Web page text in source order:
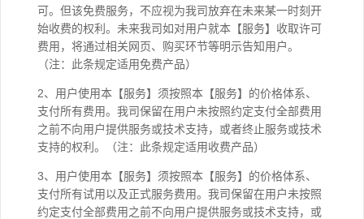
可。但该免费服务，不应视为我司放弃在未来某一时刻开
始收费的权利。未来我司如对用户就本【服务】收取许可
费用，将通过相关网页、购买环节等明示告知用户。
（注：此条规定适用免费产品）
2、用户使用本【服务】须按照本【服务】的价格体系、
支付所有费用。我司保留在用户未按照约定支付全部费用
之前不向用户提供服务或技术支持，或者终止服务或技术
支持的权利。（注：此条规定适用收费产品）
3、用户使用本【服务】须按照本【服务】的价格体系、
支付所有试用以及正式服务费用。我司保留在用户未按照
约定支付全部费用之前不向用户提供服务或技术支持，或